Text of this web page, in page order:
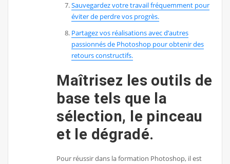
Sauvegardez votre travail fréquemment pour
éviter de perdre vos progrès.
Partagez vos réalisations avec d’autres
passionnés de Photoshop pour obtenir des
retours constructifs.
Maîtrisez les outils de
base tels que la
sélection, le pinceau
et le dégradé.
Pour réussir dans la formation Photoshop, il est